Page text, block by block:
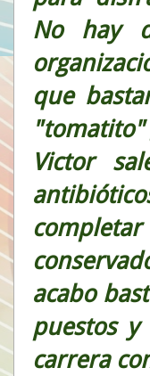
No hay
que
"tomatito"
Victor
acabo
puestos
carrera